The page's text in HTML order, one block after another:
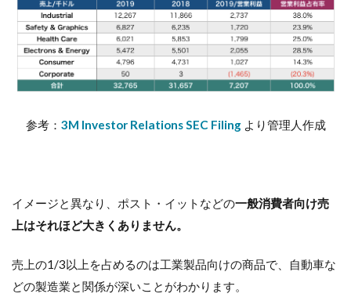
参考： 3M Investor Relations SEC Filing より管理人作成
イメージと異なり、ポスト・イットなどの一般消費者向け売
上はそれほど大きくありません。
売上の1/3以上を占めるのは工業製品向けの商品で、自動車な
どの製造業と関係が深いことがわかります。